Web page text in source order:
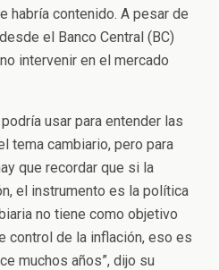
habría contenido. A pesar de
el Banco Central (BC)
intervenir en el mercado
usar para entender las
tema cambiario, pero para
que recordar que si la
el instrumento es la política
no tiene como objetivo
control de la inflación, eso es
muchos años”, dijo su